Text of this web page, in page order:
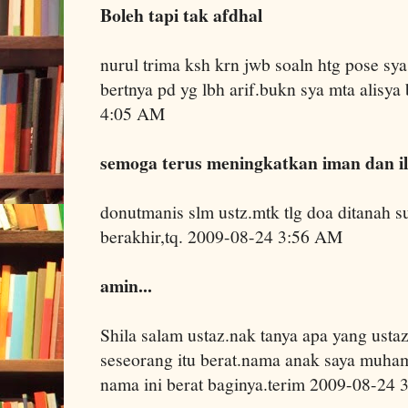
Boleh tapi tak afdhal
nurul trima ksh krn jwb soaln htg pose
bertnya pd yg lbh arif.bukn sya mta
4:05 AM
semoga terus meningkatkan iman dan
donutmanis slm ustz.mtk tlg doa ditanah
berakhir,tq. 2009-08-24 3:56 AM
amin...
Shila salam ustaz.nak tanya apa yang
seseorang itu berat.nama anak saya
nama ini berat baginya.terim 2009-08-24